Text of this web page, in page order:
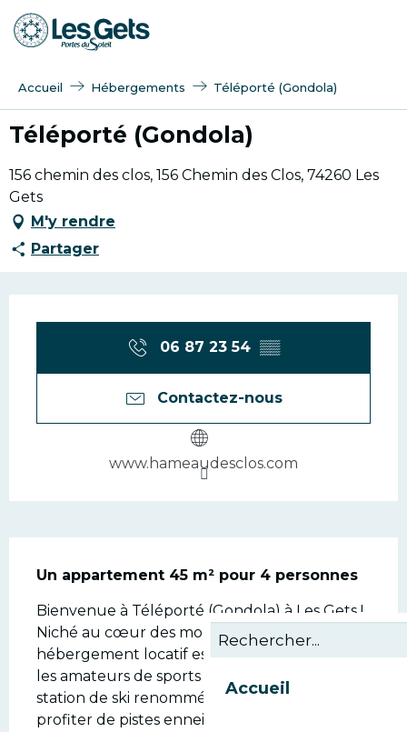
Aller
au
Accueil
Accueil Hébergements Téléporté (Gondola)
Téléporté (Gondola)
156 chemin des clos, 156 Chemin des Clos, 74260 Les
Gets
M'y rendre
Partager
Ouverture et
06 87 23 54 ▒▒
Contactez-nous
www.hameaudesclos.com
Description
Un appartement 45 m² pour 4 personnes
Bienvenue à Téléporté (Gondola) à Les Gets !
Niché au cœur des montagnes, cet
hébergement locatif est l'endroit idéal pour
les amateurs de sports d'hiver. Situé dans une
station de ski renommée, vous pourrez
profiter de pistes enneigées à perte de vue.